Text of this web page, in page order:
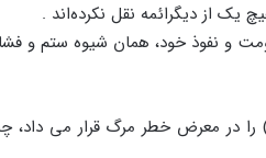
یک از دیگرائمه نقل نکرده‌اند .
و نفوذ خود، همان شیوه ستم و
در معرض خطر مرگ قرار می داد،